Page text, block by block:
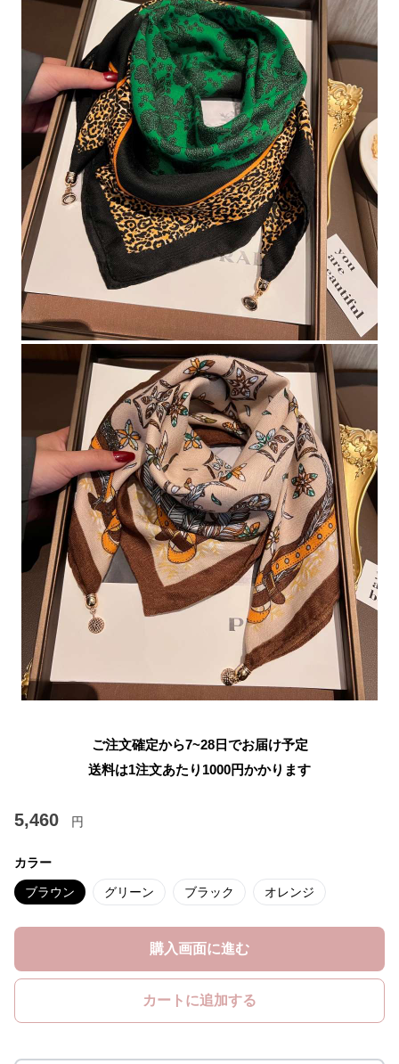
ご注文確定から7~28日でお届け予定
送料は1注文あたり 1000円かかります
5,460 円
カラー
ブラウン グリーン ブラック オレンジ
購入画面に進む
カートに追加する